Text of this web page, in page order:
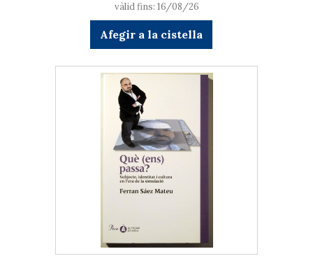
vàlid fins: 16/08/26
Afegir a la cistella